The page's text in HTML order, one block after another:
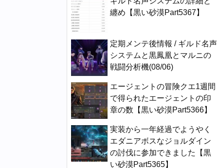
纏め【黒い砂漠Part5367】
定期メンテ後情報 / ギルド名声
システムと黒鳳凰とマルニの
戦闘分析機(08/06)
エージェントの冒険クエ1週間
で得られたエージェントの印
章の数【黒い砂漠Part5366】
実装から一年経過でようやく
エダニアボスなジョルダイン
の討伐に参加できました【黒
い砂漠Part5365】